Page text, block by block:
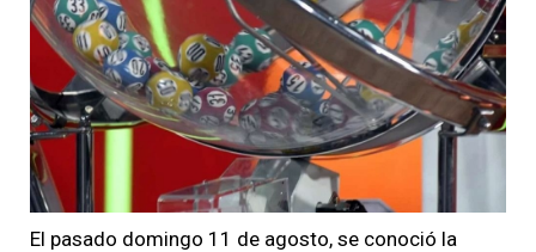
El pasado domingo 11 de agosto, se conoció la